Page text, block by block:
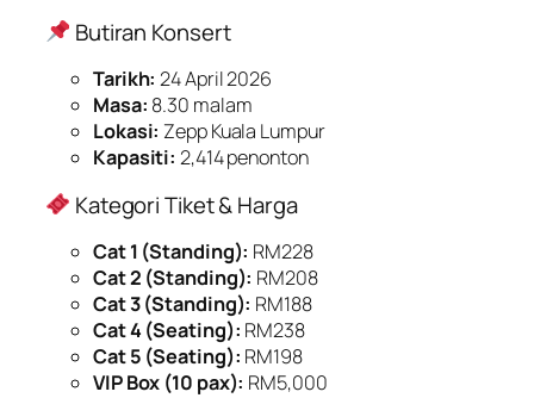
Butiran Konsert
Tarikh: 24 April 2026
Masa: 8.30 malam
Lokasi: Zepp Kuala Lumpur
Kapasiti: 2,414 penonton
Kategori Tiket & Harga
Cat 1 (Standing): RM228
Cat 2 (Standing): RM208
Cat 3 (Standing): RM188
Cat 4 (Seating): RM238
Cat 5 (Seating): RM198
VIP Box (10 pax): RM5,000